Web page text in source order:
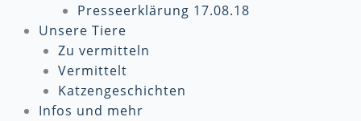
Presseerklärung 17.08.18
Unsere Tiere
Zu vermitteln
Vermittelt
Katzengeschichten
Infos und mehr